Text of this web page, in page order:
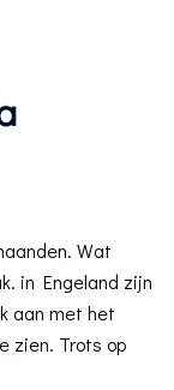
Wat
in Engeland zijn
aan met het
zien. Trots op